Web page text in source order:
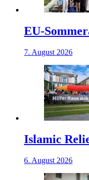
EU-
7. August 2026
Islamic
6. August 2026